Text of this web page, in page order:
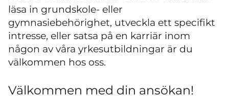
läsa in grundskole- eller
gymnasiebehörighet, utveckla ett specifikt
intresse, eller satsa på en karriär inom
någon av våra yrkesutbildningar är du
välkommen hos oss.
Välkommen med din ansökan!